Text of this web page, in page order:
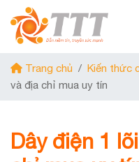
Trang chủ / Kiến thức
và địa chỉ mua uy tín
Dây điện 1